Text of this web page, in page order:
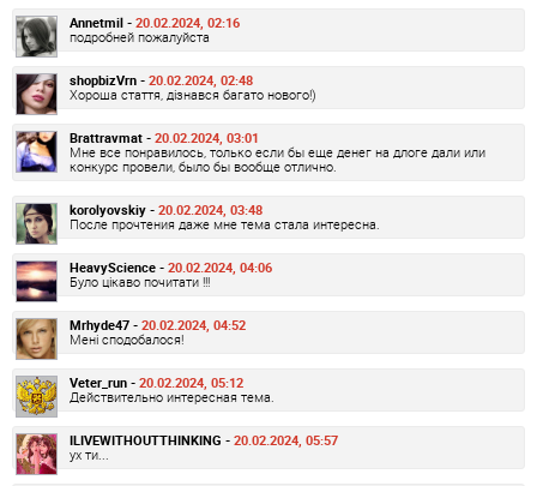
Annetmil - 20.02.2024, 02:16
подробней пожалуйста
shopbizVrn - 20.02.2024, 02:48
Хороша стаття, дізнався багато нового!)
Brattravmat - 20.02.2024, 03:01
Мне все понравилось, только если бы еще денег на длоге дали или
конкурс провели, было бы вообще отлично.
korolyovskiy - 20.02.2024, 03:48
После прочтения даже мне тема стала интересна.
HeavyScience - 20.02.2024, 04:06
Було цікаво почитати !!!
Mrhyde47 - 20.02.2024, 04:52
Мені сподобалося!
Veter_run - 20.02.2024, 05:12
Действительно интересная тема.
ILIVEWITHOUTTHINKING - 20.02.2024, 05:57
ух ти...